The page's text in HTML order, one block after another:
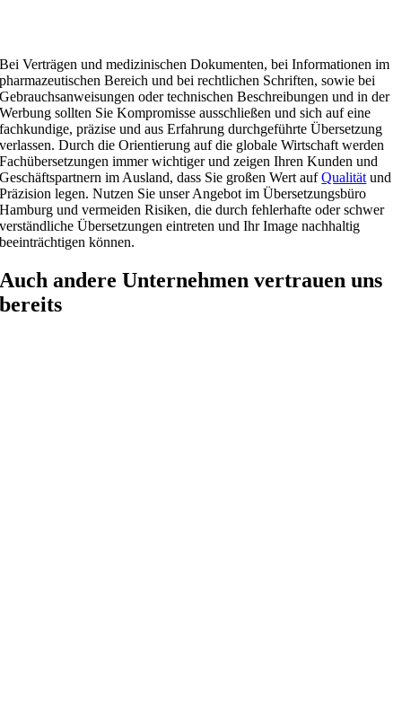
Bei Verträgen und medizinischen Dokumenten, bei Informationen im
pharmazeutischen Bereich und bei rechtlichen Schriften, sowie bei
Gebrauchsanweisungen oder technischen Beschreibungen und in der
Werbung sollten Sie Kompromisse ausschließen und sich auf eine
fachkundige, präzise und aus Erfahrung durchgeführte Übersetzung
verlassen. Durch die Orientierung auf die globale Wirtschaft werden
Fachübersetzungen immer wichtiger und zeigen Ihren Kunden und
Geschäftspartnern im Ausland, dass Sie großen Wert aufQualität und
Präzision legen. Nutzen Sie unser Angebot im Übersetzungsbüro
Hamburg und vermeiden Risiken, die durch fehlerhafte oder schwer
verständliche Übersetzungen eintreten und Ihr Image nachhaltig
beeinträchtigen können.
Auch andere Unternehmen vertrauen uns
bereits